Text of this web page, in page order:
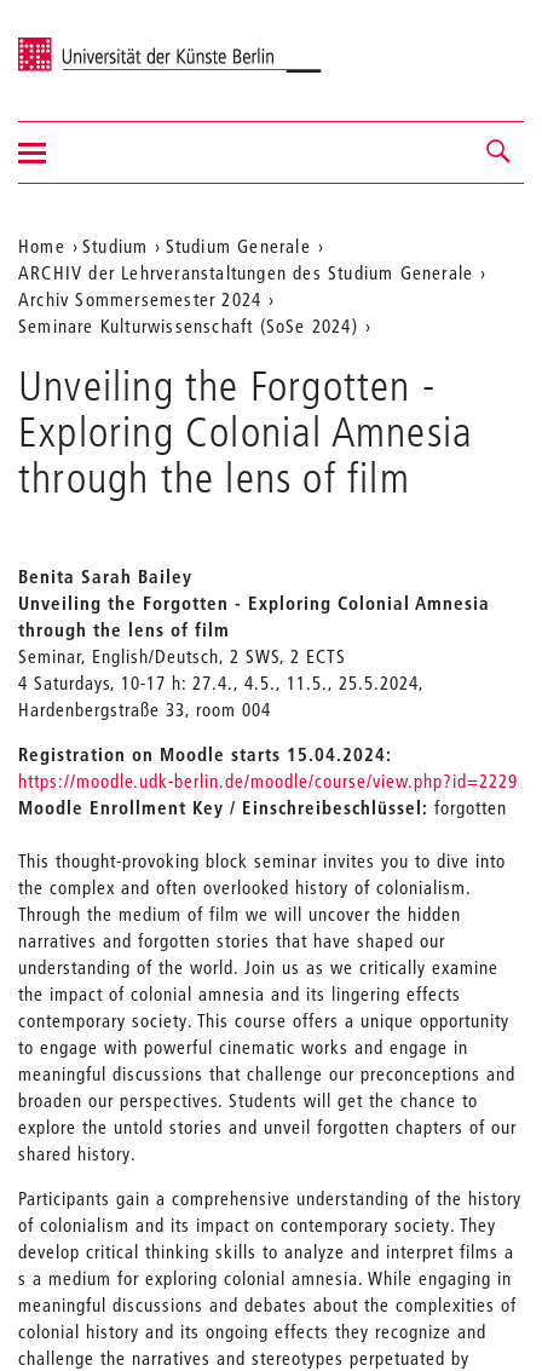
Universität der Künste Berlin
Navigation &
Suche
Navigation
ein-/ausblenden
Aktuelle
Position
auf
der
Webseite
Home Studium
Studium Generale
ARCHIV der Lehrveranstaltungen des Studium Generale
Archiv Sommersemester 2024
Seminare Kulturwissenschaft (SoSe 2024)
Unveiling the Forgotten -
Exploring Colonial Amnesia
through the lens of film
Benita Sarah Bailey
Unveiling the Forgotten - Exploring Colonial Amnesia
through the lens of film
Seminar, English/Deutsch, 2 SWS, 2 ECTS
4 Saturdays, 10-17 h: 27.4., 4.5., 11.5., 25.5.2024,
Hardenbergstraße 33, room 004
Registration on Moodle starts 15.04.2024:
https://moodle.udk-berlin.de/moodle/course/view.php?id=2229
Moodle Enrollment Key / Einschreibeschlüssel: forgotten
This thought-provoking block seminar invites you to dive into
the complex and often overlooked history of colonialism.
Through the medium of film we will uncover the hidden
narratives and forgotten stories that have shaped our
understanding of the world. Join us as we critically examine
the impact of colonial amnesia and its lingering effects
contemporary society. This course offers a unique opportunity
to engage with powerful cinematic works and engage in
meaningful discussions that challenge our preconceptions and
broaden our perspectives. Students will get the chance to
explore the untold stories and unveil forgotten chapters of our
shared history.
Participants gain a comprehensive understanding of the history
of colonialism and its impact on contemporary society. They
develop critical thinking skills to analyze and interpret films a
s a medium for exploring colonial amnesia. While engaging in
meaningful discussions and debates about the complexities of
colonial history and its ongoing effects they recognize and
challenge the narratives and stereotypes perpetuated by